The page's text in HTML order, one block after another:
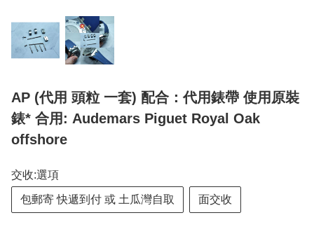
AP (代用 頭粒 一套) 配合：代用錶帶 使用原裝
錶* 合用: Audemars Piguet Royal Oak
offshore
交收:選項
包郵寄 快遞到付 或 土瓜灣自取 面交收